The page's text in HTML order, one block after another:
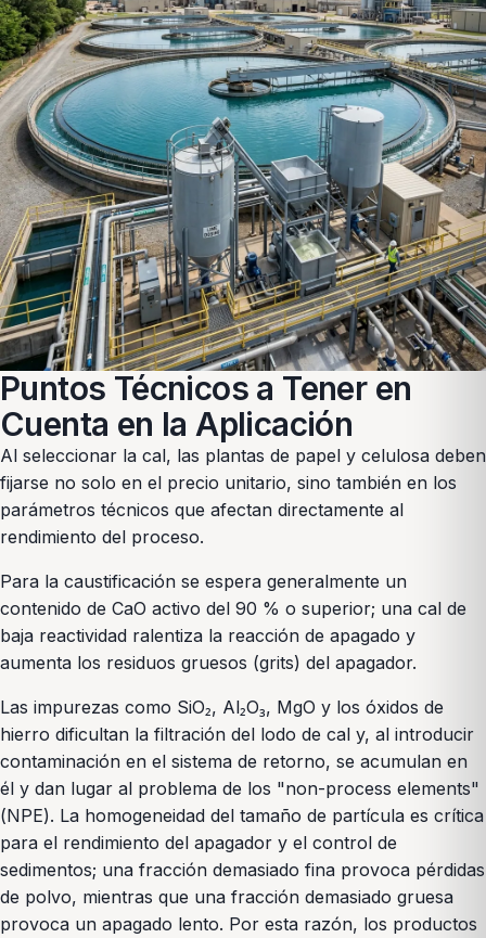
Puntos Técnicos a Tener en
Cuenta en la Aplicación
Al seleccionar la cal, las plantas de papel y celulosa deben
fijarse no solo en el precio unitario, sino también en los
parámetros técnicos que afectan directamente al
rendimiento del proceso.
Para la caustificación se espera generalmente un
contenido de CaO activo del 90 % o superior; una cal de
baja reactividad ralentiza la reacción de apagado y
aumenta los residuos gruesos (grits) del apagador.
Las impurezas como SiO₂, Al₂O₃, MgO y los óxidos de
hierro dificultan la filtración del lodo de cal y, al introducir
contaminación en el sistema de retorno, se acumulan en
él y dan lugar al problema de los "non-process elements"
(NPE). La homogeneidad del tamaño de partícula es crítica
para el rendimiento del apagador y el control de
sedimentos; una fracción demasiado fina provoca pérdidas
de polvo, mientras que una fracción demasiado gruesa
provoca un apagado lento. Por esta razón, los productos